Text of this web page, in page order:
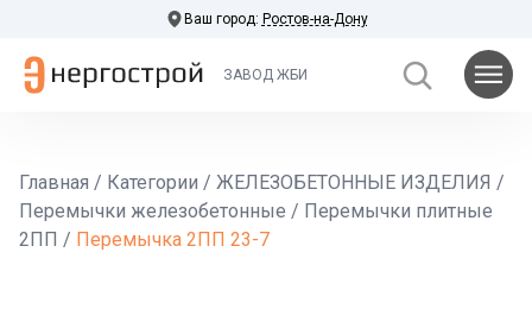
Ваш город: Ростов-на-Дону
ЗАВОД ЖБИ
Главная / Категории / ЖЕЛЕЗОБЕТОННЫЕ ИЗДЕЛИЯ /
Перемычки железобетонные / Перемычки плитные
2ПП / Перемычка 2ПП 23-7